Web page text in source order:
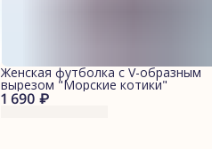
1 690 ₽
Женская футболка с V-образным
вырезом "Морские котики"